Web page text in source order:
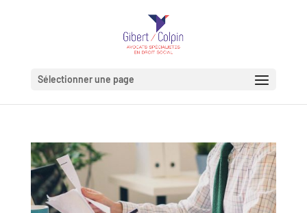
Sélectionner une page